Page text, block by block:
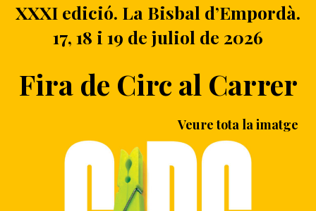
XXXI edició. La Bisbal d’Empordà.
17, 18 i 19 de juliol de 2026
Fira de Circ al Carrer
Veure tota la imatge